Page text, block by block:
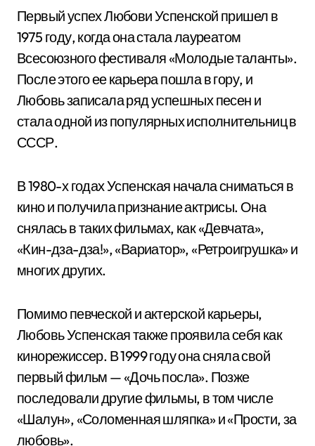
Первый успех Любови Успенской пришел в
1975 году, когда она стала лауреатом
Всесоюзного фестиваля «Молодые таланты».
После этого ее карьера пошла в гору, и
Любовь записала ряд успешных песен и
стала одной из популярных исполнительниц в
СССР.
В 1980-х годах Успенская начала сниматься в
кино и получила признание актрисы. Она
снялась в таких фильмах, как «Девчата»,
«Кин-дза-дза!», «Вариатор», «Ретроигрушка» и
многих других.
Помимо певческой и актерской карьеры,
Любовь Успенская также проявила себя как
кинорежиссер. В 1999 году она сняла свой
первый фильм — «Дочь посла». Позже
последовали другие фильмы, в том числе
«Шалун», «Соломенная шляпка» и «Прости, за
любовь».